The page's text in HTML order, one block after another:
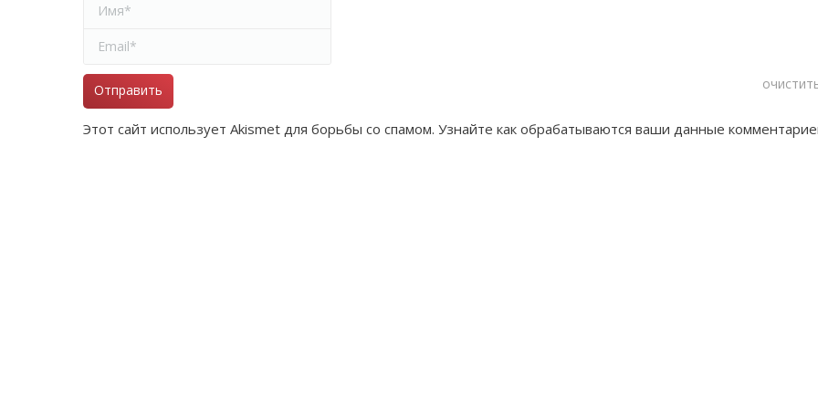
Имя *
Email *
Отправить
Этот сайт использует Akismet для борьбы со спамом. Узнайте как обрабатываются ваши данные